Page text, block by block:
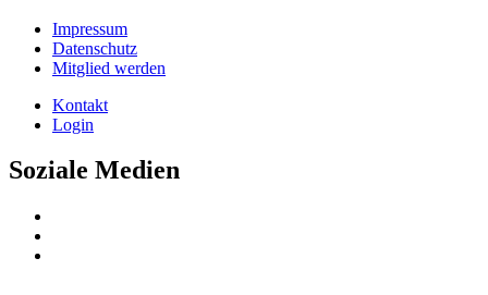
Impressum
Datenschutz
Mitglied werden
Kontakt
Login
Soziale Medien